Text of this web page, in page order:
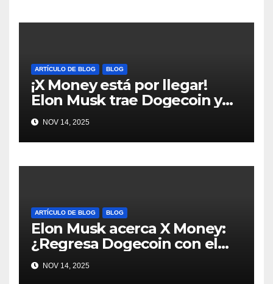
ARTÍCULO DE BLOG BLOG
¡X Money está por llegar!
Elon Musk trae Dogecoin y
más al mundo de pagos
#Crypto #Dogecoin
NOV 14, 2025
ARTÍCULO DE BLOG BLOG
Elon Musk acerca X Money:
¿Regresa Dogecoin con el
nuevo pago nativo? #Cripto
#Dogecoin
NOV 14, 2025